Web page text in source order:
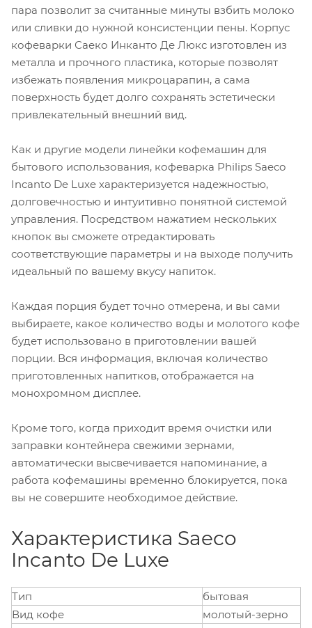
пара позволит за считанные минуты взбить молоко
или сливки до нужной консистенции пены. Корпус
кофеварки Саеко Инканто Де Люкс изготовлен из
металла и прочного пластика, которые позволят
избежать появления микроцарапин, а сама
поверхность будет долго сохранять эстетически
привлекательный внешний вид.
Как и другие модели линейки кофемашин для
бытового использования, кофеварка Philips Saeco
Incanto De Luxe характеризуется надежностью,
долговечностью и интуитивно понятной системой
управления. Посредством нажатием нескольких
кнопок вы сможете отредактировать
соответствующие параметры и на выходе получить
идеальный по вашему вкусу напиток.
Каждая порция будет точно отмерена, и вы сами
выбираете, какое количество воды и молотого кофе
будет использовано в приготовлении вашей
порции. Вся информация, включая количество
приготовленных напитков, отображается на
монохромном дисплее.
Кроме того, когда приходит время очистки или
заправки контейнера свежими зернами,
автоматически высвечивается напоминание, а
работа кофемашины временно блокируется, пока
вы не совершите необходимое действие.
Характеристика Saeco
Incanto De Luxe
Тип
бытовая
Вид кофе
молотый-зерно